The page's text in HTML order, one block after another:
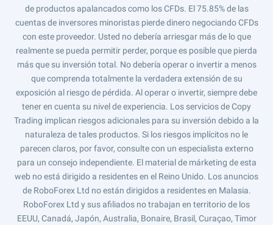
de productos apalancados como los CFDs. El 75.85% de las
cuentas de inversores minoristas pierde dinero negociando CFDs
con este proveedor. Usted no debería arriesgar más de lo que
realmente se pueda permitir perder, porque es posible que pierda
más que su inversión total. No debería operar o invertir a menos
que comprenda totalmente la verdadera extensión de su
exposición al riesgo de pérdida. Al operar o invertir, siempre debe
tener en cuenta su nivel de experiencia. Los servicios de Copy
Trading implican riesgos adicionales para su inversión debido a la
naturaleza de tales productos. Si los riesgos implícitos no le
parecen claros, por favor, consulte con un especialista externo
para un consejo independiente. El material de márketing de esta
web no está dirigido a residentes en el Reino Unido. Los anuncios
de RoboForex Ltd no están dirigidos a residentes en Malasia.
RoboForex Ltd y sus afiliados no trabajan en territorio de los
EEUU, Canadá, Japón, Australia, Bonaire, Brasil, Curaçao, Timor